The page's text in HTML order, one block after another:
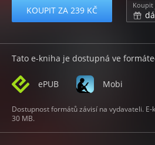
KOUPIT ZA 239 KČ Koupit
Tato e-kniha je dostupná ve
ePUB Mobi
Dostupnost formátů závisí na vydavateli.
30 MB.